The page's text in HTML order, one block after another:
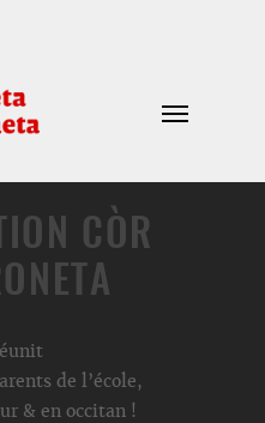
CÒR
de l’école,
& en occitan !